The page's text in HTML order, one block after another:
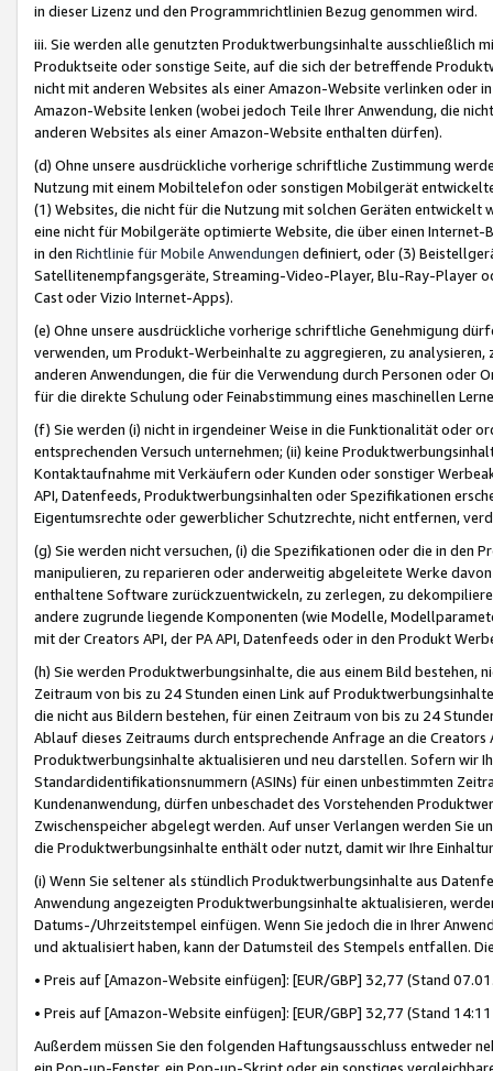
in dieser Lizenz und den Programmrichtlinien Bezug genommen wird.
iii. Sie werden alle genutzten Produktwerbungsinhalte ausschließlich
Produktseite oder sonstige Seite, auf die sich der betreffende
nicht mit anderen Websites als einer Amazon-Website verlinken oder
Amazon-Website lenken (wobei jedoch Teile Ihrer Anwendung, die
anderen Websites als einer Amazon-Website enthalten dürfen).
(d) Ohne unsere ausdrückliche vorherige schriftliche Zustimmung
Nutzung mit einem Mobiltelefon oder sonstigen Mobilgerät
(1) Websites, die nicht für die Nutzung mit solchen Geräten
eine nicht für Mobilgeräte optimierte Website, die über einen
in den Richtlinie für Mobile Anwendungen definiert, oder (3)
Satellitenempfangsgeräte, Streaming-Video-Player, Blu-Ray-Player
Cast oder Vizio Internet-Apps).
(e) Ohne unsere ausdrückliche vorherige schriftliche Genehmigung
verwenden, um Produkt-Werbeinhalte zu aggregieren, zu
anderen Anwendungen, die für die Verwendung durch Personen
für die direkte Schulung oder Feinabstimmung eines maschinellen
(f) Sie werden (i) nicht in irgendeiner Weise in die Funktionalität oder
entsprechenden Versuch unternehmen; (ii) keine
Kontaktaufnahme mit Verkäufern oder Kunden oder sonstiger
API, Datenfeeds, Produktwerbungsinhalten oder Spezifikationen
Eigentumsrechte oder gewerblicher Schutzrechte, nicht entfernen,
(g) Sie werden nicht versuchen, (i) die Spezifikationen oder die in
manipulieren, zu reparieren oder anderweitig abgeleitete Werke
enthaltene Software zurückzuentwickeln, zu zerlegen, zu
andere zugrunde liegende Komponenten (wie Modelle,
mit der Creators API, der PA API, Datenfeeds oder in den Produkt
(h) Sie werden Produktwerbungsinhalte, die aus einem Bild bestehen,
Zeitraum von bis zu 24 Stunden einen Link auf
die nicht aus Bildern bestehen, für einen Zeitraum von bis zu 24
Ablauf dieses Zeitraums durch entsprechende Anfrage an die
Produktwerbungsinhalte aktualisieren und neu darstellen. Sofern wir
Standardidentifikationsnummern (ASINs) für einen unbestimmten
Kundenanwendung, dürfen unbeschadet des Vorstehenden
Zwischenspeicher abgelegt werden. Auf unser Verlangen werden Sie
die Produktwerbungsinhalte enthält oder nutzt, damit wir Ihre
(i) Wenn Sie seltener als stündlich Produktwerbungsinhalte aus
Anwendung angezeigten Produktwerbungsinhalte aktualisieren,
Datums-/Uhrzeitstempel einfügen. Wenn Sie jedoch die in Ihrer
und aktualisiert haben, kann der Datumsteil des Stempels entfallen.
• Preis auf [Amazon-Website einfügen]: [EUR/GBP] 32,77 (Stand
• Preis auf [Amazon-Website einfügen]: [EUR/GBP] 32,77 (Stand
Außerdem müssen Sie den folgenden Haftungsausschluss entweder
ein Pop-up-Fenster, ein Pop-up-Skript oder ein sonstiges